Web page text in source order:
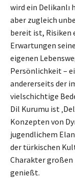
wird ein Delikanlı
aber zugleich
bereit ist, Risiken
Erwartungen
eigenen
Persönlichkeit –
andererseits der
vielschichtige
Dil Kurumu ist
Konzepten von
jugendlichem
der türkischen
Charakter großen
genießt.